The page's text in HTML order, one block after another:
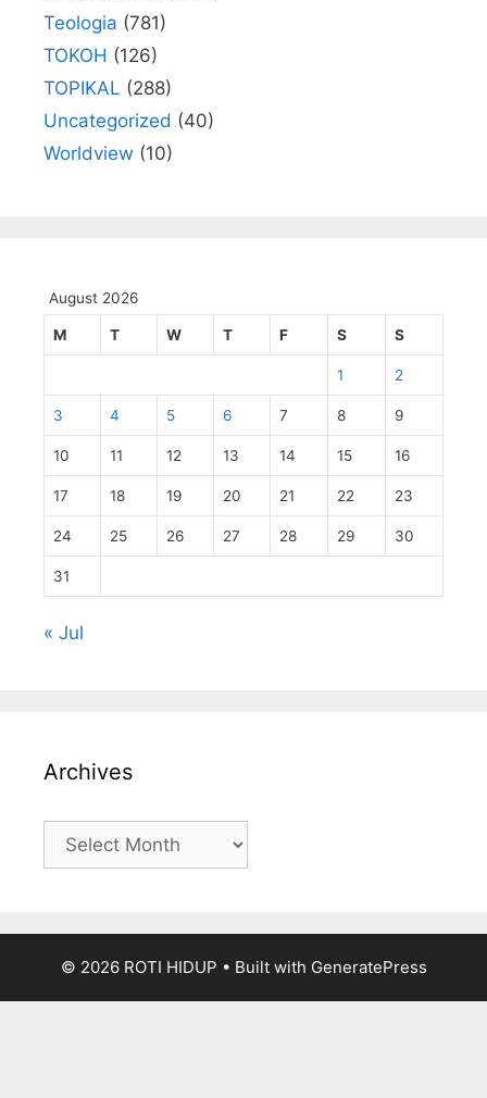
Teologia (781)
TOKOH (126)
TOPIKAL (288)
Uncategorized (40)
Worldview (10)
August 2026
M T W T F S S
1 2
3 4 5 6 7 8 9
10 11 12 13 14 15 16
17 18 19 20 21 22 23
24 25 26 27 28 29 30
31
« Jul
Archives
Archives
© 2026 ROTI HIDUP • Built with GeneratePress